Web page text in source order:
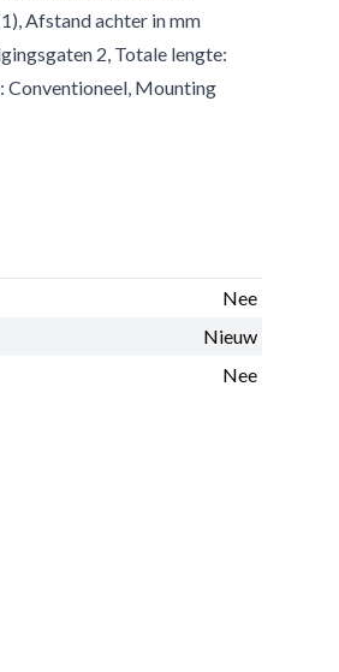
Afstand achter in mm
2, Totale lengte:
Conventioneel, Mounting
Nee
Nieuw
Nee